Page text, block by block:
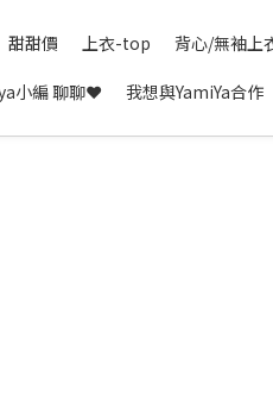
甜甜價 上衣-top 背心/無袖上
小編 聊聊❤ 我想與YamiYa合作